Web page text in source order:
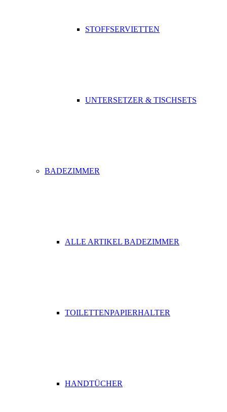
STOFFSERVIETTEN
UNTERSETZER & TISCHSETS
BADEZIMMER
ALLE ARTIKEL BADEZIMMER
TOILETTENPAPIERHALTER
HANDTÜCHER